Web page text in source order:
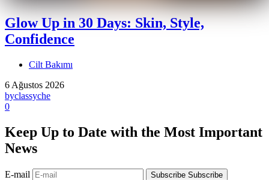
Glow Up in 30 Days: Skin, Style,
Confidence
Cilt Bakımı
6 Ağustos 2026
byclassyche
0
Keep Up to Date with the Most Important
News
E-mail Subscribe Subscribe